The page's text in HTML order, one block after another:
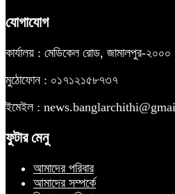
যোগাযোগ
কার্যালয় : মেডিকেল রোড, জামালপুর-২০০০
মুঠোফোন : ০১৭১২১৫৮৭৩৭
ইমেইল :
ফুটার মেনু
আমাদের পরিবার
আমাদের সম্পর্কে